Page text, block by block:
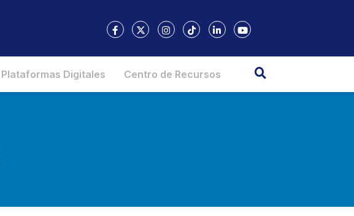
Plataformas Digitales Centro de Recursos